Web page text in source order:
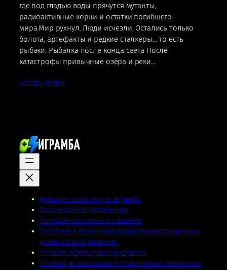
где под гладью воды прячутся мутанты,
радиоактивные корни и остатки погибшего
мира.Мир рухнул. Люди исчезли. Остались только
болота, артефакты и редкие сталкеры… то есть
рыбаки. Рыбалка после конца света После
катастрофы привычные озёра и реки…
Читать далее
Добавить свою игру в Играмба
Лицензионное соглашение
Пользовательское соглашение
Политика в отношении обработки персональных
данных в сети Интернет
Условия использования сервиса
Условия использования привязанных платежных